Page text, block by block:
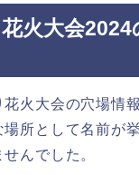
火大会2024
火大会の穴場情
所として名前が
んでした。